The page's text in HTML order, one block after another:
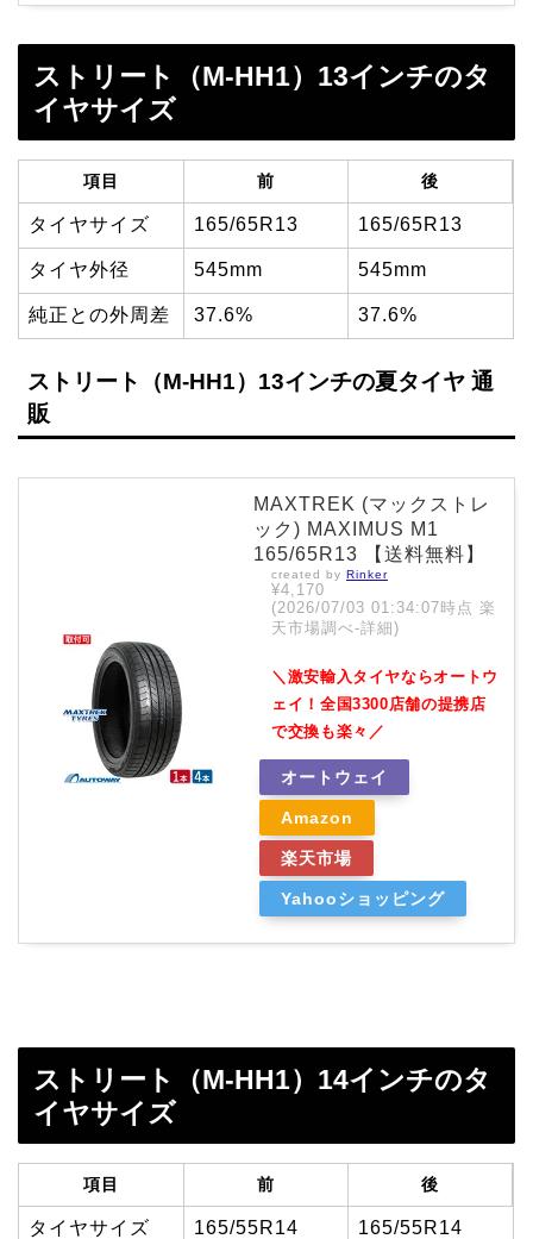
ストリート（M-HH1）13インチのタ
イヤサイズ
項目 前 後
タイヤサイズ 165/65R13 165/65R13
タイヤ外径 545mm 545mm
純正との外周差 37.6% 37.6%
ストリート（M-HH1）13インチの夏タイヤ 通
販
MAXTREK (マックストレ
ック) MAXIMUS M1
165/65R13 【送料無料】
created by Rinker
¥4,170
(2026/07/03 01:34:07時点 楽
天市場調べ-詳細)
＼激安輸入タイヤならオートウ
ェイ！全国3300店舗の提携店
で交換も楽々／
オートウェイ
Amazon
楽天市場
Yahooショッピング
ストリート（M-HH1）14インチのタ
イヤサイズ
項目 前 後
タイヤサイズ 165/55R14 165/55R14